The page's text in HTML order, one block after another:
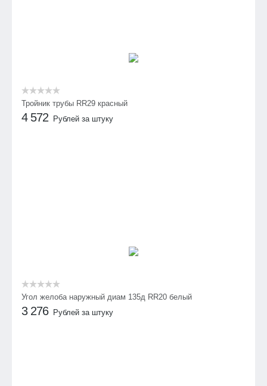
Тройник трубы RR29 красный
4 572 Рублей за штуку
Угол желоба наружный диам 135д RR20 белый
3 276 Рублей за штуку